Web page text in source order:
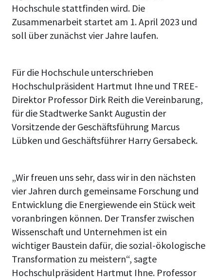
Hochschule stattfinden wird. Die
Zusammenarbeit startet am 1. April 2023 und
soll über zunächst vier Jahre laufen.
Für die Hochschule unterschrieben
Hochschulpräsident Hartmut Ihne und TREE-
Direktor Professor Dirk Reith die Vereinbarung,
für die Stadtwerke Sankt Augustin der
Vorsitzende der Geschäftsführung Marcus
Lübken und Geschäftsführer Harry Gersabeck.
„Wir freuen uns sehr, dass wir in den nächsten
vier Jahren durch gemeinsame Forschung und
Entwicklung die Energiewende ein Stück weit
voranbringen können. Der Transfer zwischen
Wissenschaft und Unternehmen ist ein
wichtiger Baustein dafür, die sozial-ökologische
Transformation zu meistern“, sagte
Hochschulpräsident Hartmut Ihne. Professor